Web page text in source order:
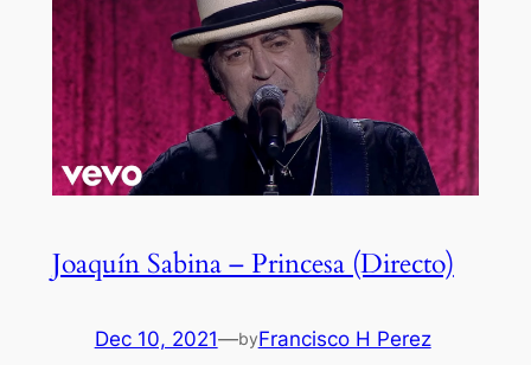
Joaquín Sabina – Princesa (Directo)
Dec 10, 2021—byFrancisco H Perez